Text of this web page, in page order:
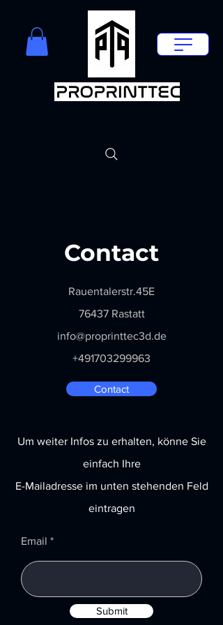
Contact
Rauentalerstr.45E
76437 Rastatt
info@proprinttec3d.de
+491703299963
Contact
Um weiter Infos zu erhalten, könne Sie
einfach Ihre
E-Mailadresse im unten stehenden Feld
eintragen
Email
Submit